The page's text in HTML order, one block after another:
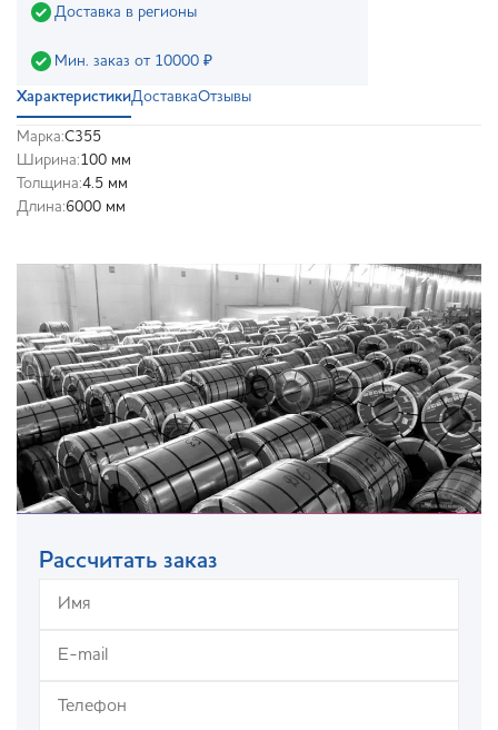
Доставка в регионы
Мин. заказ от 10000 ₽
ХарактеристикиДоставкаОтзывы
Марка:С355
Ширина:100 мм
Толщина:4.5 мм
Длина:6000 мм
Рассчитать заказ